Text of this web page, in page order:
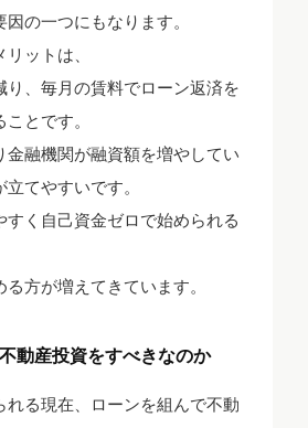
の一つにもなります。
ットは、
り、毎月の賃料でローン返済を
とです。
金融機関が融資額を増やしてい
てやすいです。
すく自己資金ゼロで始められる
方が増えてきています。
動産投資をすべきなのか
れる現在、ローンを組んで不動